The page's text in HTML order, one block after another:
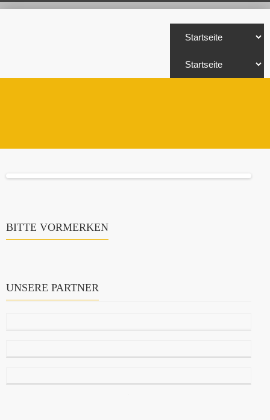
BITTE VORMERKEN
UNSERE PARTNER